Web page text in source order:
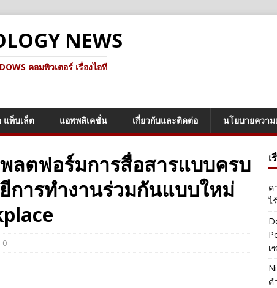
NEWS
คอมพิวเตอร์ เรื่องไอที
แท็บเล็ต แอพพลิเคชั่น เกี่ยวกับและติดต่อ นโยบายควา
ลตฟอร์มการสื่อสารแบบครบ
การทำงานร่วมกันแบบใหม่
0
เ
ค
ไ
เ
ต